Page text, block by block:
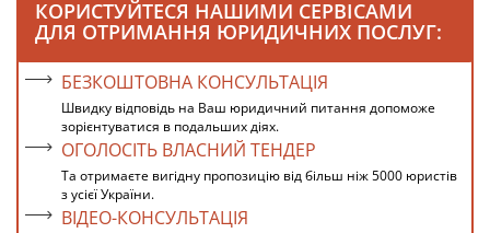
КОРИСТУЙТЕСЯ НАШИМИ СЕРВІСАМИ
ДЛЯ ОТРИМАННЯ ЮРИДИЧНИХ ПОСЛУГ:
БЕЗКОШТОВНА КОНСУЛЬТАЦІЯ
Швидку відповідь на Ваш юридичний питання допоможе
зорієнтуватися в подальших діях.
ОГОЛОСІТЬ ВЛАСНИЙ ТЕНДЕР
Та отримаєте вигідну пропозицію від більш ніж 5000 юристів
з усієї України.
ВІДЕО-КОНСУЛЬТАЦІЯ